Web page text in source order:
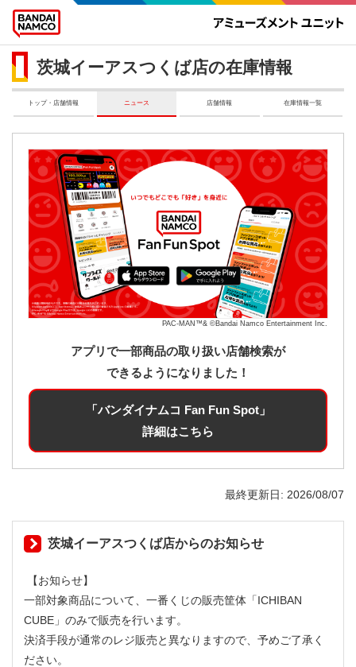
茨城イーアスつくば店の在庫情報
トップ・店舗情報 ニュース 店舗情報 在庫情報一覧
PAC-MAN™& ©Bandai Namco Entertainment Inc.
アプリで一部商品の取り扱い店舗検索が
できるようになりました！
「バンダイナムコ Fan Fun Spot」
詳細はこちら
最終更新日 2026/08/07
茨城イーアスつくば店からのお知らせ
【お知らせ】
一部対象商品について、一番くじの販売筐体「ICHIBAN
CUBE」のみで販売を行います。
決済手段が通常のレジ販売と異なりますので、予めご了承く
ださい。